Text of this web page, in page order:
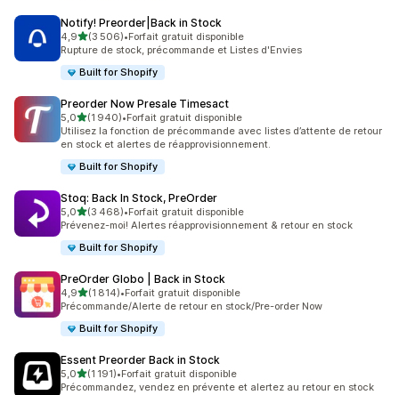
Notify! Preorder|Back in Stock
4,9étoile(s) sur 5
(3 506)
3506 avis au total
•Forfait gratuit disponible
Rupture de stock, précommande et Listes d'Envies
Built for Shopify
Preorder Now Presale Timesact
5,0étoile(s) sur 5
(1 940)
1940 avis au total
•Forfait gratuit disponible
Utilisez la fonction de précommande avec listes d’attente de retour
en stock et alertes de réapprovisionnement.
Built for Shopify
Stoq: Back In Stock, PreOrder
5,0étoile(s) sur 5
(3 468)
3468 avis au total
•Forfait gratuit disponible
Prévenez-moi! Alertes réapprovisionnement & retour en stock
Built for Shopify
PreOrder Globo | Back in Stock
4,9étoile(s) sur 5
(1 814)
1814 avis au total
•Forfait gratuit disponible
Précommande/Alerte de retour en stock/Pre-order Now
Built for Shopify
Essent Preorder Back in Stock
5,0étoile(s) sur 5
(1 191)
1191 avis au total
•Forfait gratuit disponible
Précommandez, vendez en prévente et alertez au retour en stock